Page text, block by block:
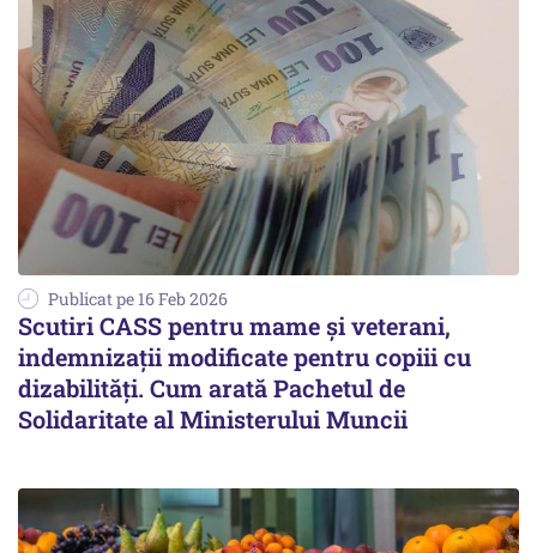
Publicat pe 16 Feb 2026
Scutiri CASS pentru mame și veterani,
indemnizații modificate pentru copiii cu
dizabilități. Cum arată Pachetul de
Solidaritate al Ministerului Muncii